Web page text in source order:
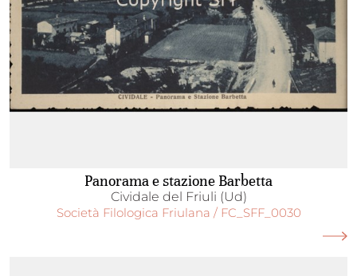
Panorama e stazione Barbetta
Cividale del Friuli (Ud)
Società Filologica Friulana / FC_SFF_0030